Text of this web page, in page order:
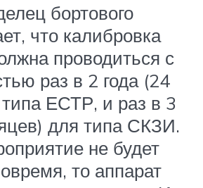
бортового
что калибровка
проводиться с
раз в 2 года (24
ЕСТР, и раз в 3
для типа СКЗИ.
не будет
то аппарат